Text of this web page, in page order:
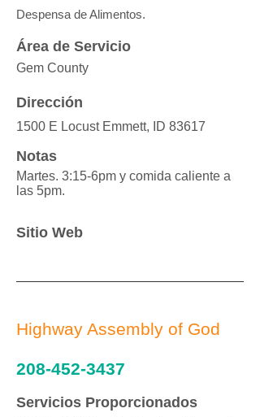
Despensa de Alimentos.
Área de Servicio
Gem County
Dirección
1500 E Locust Emmett, ID 83617
Notas
Martes. 3:15-6pm y comida caliente a
las 5pm.
Sitio Web
Highway Assembly of God
208-452-3437
Servicios Proporcionados